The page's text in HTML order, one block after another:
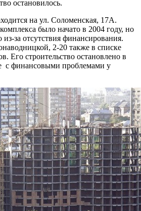
остановилось.
на ул. Соломенская, 17А.
было начато в 2004 году, но
за отсутствия финансирования.
2-20 также в списке
Его строительство остановлено в
с финансовыми проблемами у